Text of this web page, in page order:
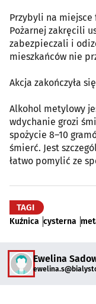
Przybyli na miejsce
Pożarnej zakręcili
zabezpieczali i
mieszkańców nie
Akcja zakończyła
Alkohol metylowy
wdychanie grozi
spożycie 8–10
śmierć. Jest
łatwo pomylić ze
TAGI
Kuźnica cysterna
Ewelina